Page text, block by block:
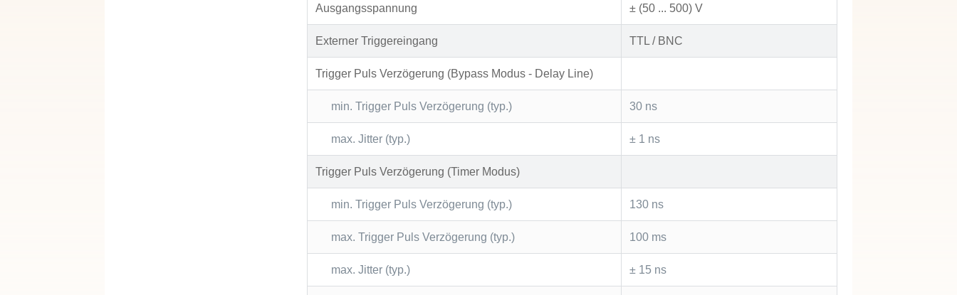
Ausgangsspannung ± (50 ... 500) V
Externer Triggereingang TTL / BNC
Trigger Puls Verzögerung (Bypass Modus - Delay Line)
min. Trigger Puls Verzögerung (typ.) 30 ns
max. Jitter (typ.) ± 1 ns
Trigger Puls Verzögerung (Timer Modus)
min. Trigger Puls Verzögerung (typ.) 130 ns
max. Trigger Puls Verzögerung (typ.) 100 ms
max. Jitter (typ.) ± 15 ns